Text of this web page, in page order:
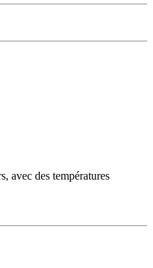
avec des températures